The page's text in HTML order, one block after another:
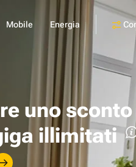
Mobile Energia
unosconto
illimitati